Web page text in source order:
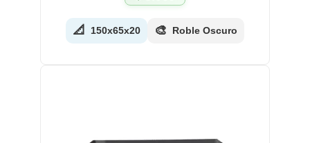
📐 150x65x20 🎨 Roble Oscuro